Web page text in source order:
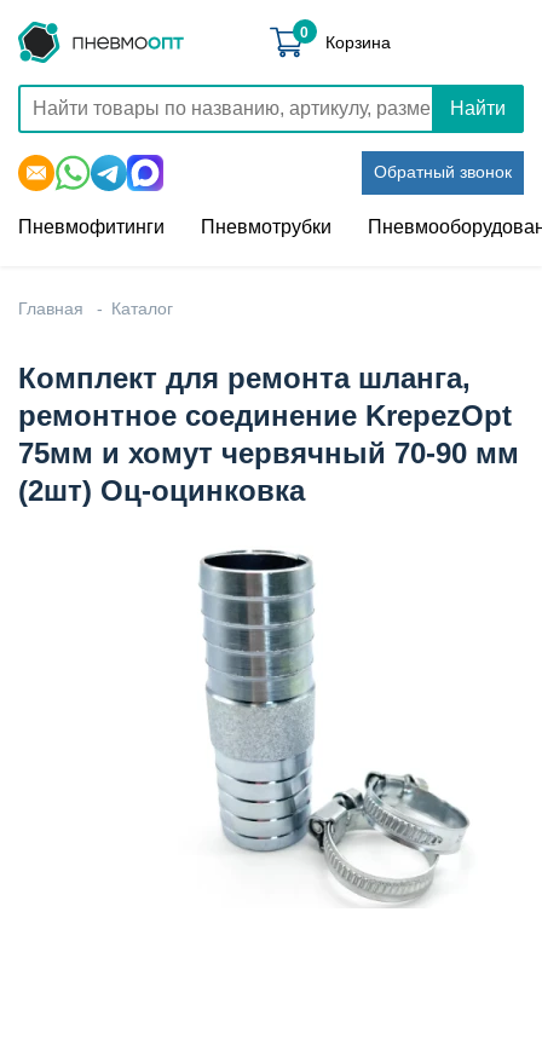
Найти
Обратный звонок
0 Корзина
Пневмофитинги Пневмотрубки
Главная Каталог
Комплект для ремонта шланга,
ремонтное соединение KrepezOpt
75мм и хомут червячный 70-90 мм
(2шт) Оц-оцинковка